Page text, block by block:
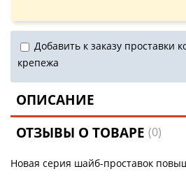
Добавить к заказу проставки
крепежа
ОПИСАНИЕ
ОТЗЫВЫ О ТОВАРЕ(0)
Новая серия шайб-проставок